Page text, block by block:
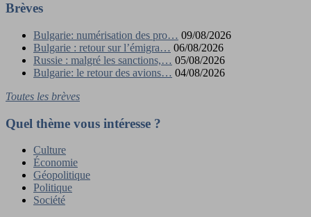
Brèves
Bulgarie: numérisation des pro… 09/08/2026
Bulgarie : retour sur l’émigra… 06/08/2026
Russie : malgré les sanctions,… 05/08/2026
Bulgarie: le retour des avions… 04/08/2026
Toutes les brèves
Quel thème vous intéresse ?
Culture
Économie
Géopolitique
Politique
Société